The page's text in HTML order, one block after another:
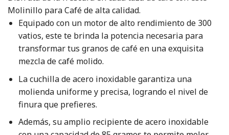
Molinillo para Café de alta calidad.
Equipado con un motor de alto rendimiento de 300
vatios, este te brinda la potencia necesaria para
transformar tus granos de café en una exquisita
mezcla de café molido.
La cuchilla de acero inoxidable garantiza una
molienda uniforme y precisa, logrando el nivel de
finura que prefieres.
Además, su amplio recipiente de acero inoxidable